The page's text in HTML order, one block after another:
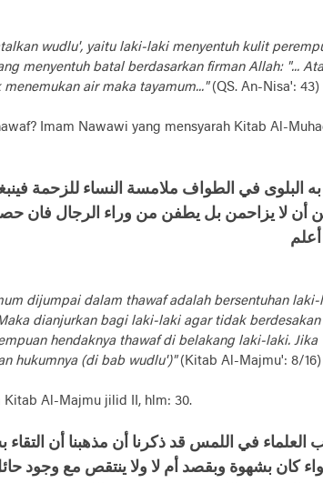
wudlu', yaitu laki-laki menyentuh kulit
menyentuh batal berdasarkan firman Allah: "...
air maka tayamum..."(QS. An-Nisa': 43)
Imam Nawawi yang mensyarah Kitab Al-
البلوى في الطواف ملامسة النساء للزحمة
أن لا يزاحمن بل يطفن من وراء الرجال
أعلم
dijumpai dalam thawaf adalah bersentuhan
dianjurkan bagi laki-laki agar tidak
hendaknya thawaf di belakang laki-laki. Jika
hukumnya (di bab wudlu')"(Kitab Al-Majmu': 8/16)
Kitab Al-Majmu jilid II, hlm: 30.
كان بشهوة وبقصد أم لا ولا ينتقص مع وجود